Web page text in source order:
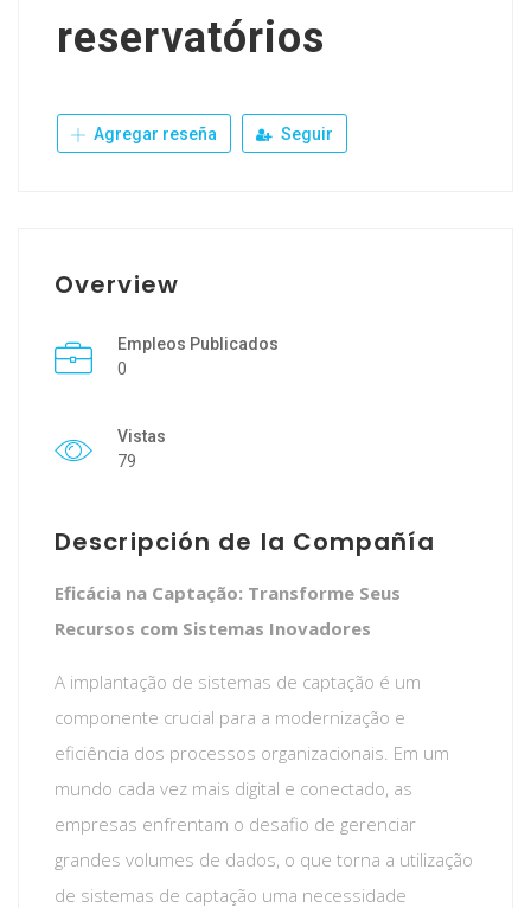
reservatórios
Agregar reseña Seguir
Overview
Empleos Publicados
0
Vistas
79
Descripción de la Compañía
Eficácia na Captação: Transforme Seus
Recursos com Sistemas Inovadores
A implantação de sistemas de captação é um
componente crucial para a modernização e
eficiência dos processos organizacionais. Em um
mundo cada vez mais digital e conectado, as
empresas enfrentam o desafio de gerenciar
grandes volumes de dados, o que torna a utilização
de sistemas de captação uma necessidade